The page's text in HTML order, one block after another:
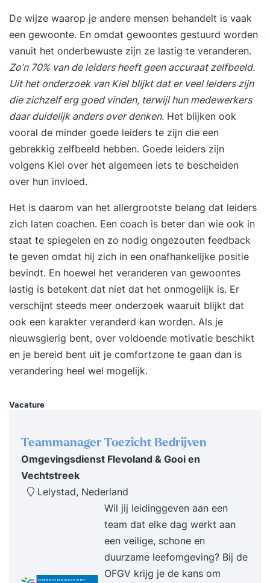
beantwoorden zijn bijvoorbeeld: Hoe verhoog ik
mijn productiviteit? Hoe houd ik meer energie
over? Hoe zorg ik voor een gevoel van
zelfverzekerdheid en rust bij mezelf? En hoe blijf
ik mezelf ontwikkelen? In het vrijblijvende
intakegesprek vragen we naar de specifieke
vragen die jij hebt. Deze nemen we mee in het
programma. De training is praktisch ingesteld. Je
krijgt tools en handvatten die helpen in situaties
waar je tegenaan loopt. We delen de training het
liefst op in kortere sessies. Zo heb je tussendoor
geleerde stof. Daarbij heb je nog een telefonisch
contactmoment met de trainer waarin je kan
bespreken hoe het gaat. Zo bouwen we stukje
voor stukje, in plaats van dat we je in 1x
overspoelen met alle nieuwe informatie. Daarbij
krijg je van ons een hand-out waarin je de inhoud
van de training nog eens kan doorlezen en je
eigen persoonlijke plan van aanpak waarin jouw
leerdoelen en de weg daarnaartoe beschreven
staat. Tevens staan we na de training altijd voor
je klaar met onze support. Benieuwd geworden?
mailadres en/of telefoonnummer achter. Dan
de training vorm te geven. Liever incompany
voor een groep? Dat kan ook, dan schrijven wij
een voorstel op maat. Voor wie? Professionals,
leidinggevenden en iedereen die persoonlijk
leiderschap wil bezitten. Resultaat Na de training
beschik je over tools en handvatten om op een
zelfverzekerde en effectieve manier persoonlijk
leiderschap op je eigen leven toe te passen.
Werkwijze van Supertrainer Intakegesprek
De wijze waarop je andere mensen behandelt is vaak
een gewoonte. En omdat gewoontes gestuurd worden
vanuit het onderbewuste zijn ze lastig te veranderen.
Zo’n 70% van de leiders heeft geen accuraat zelfbeeld.
Uit het onderzoek van Kiel blijkt dat er veel leiders zijn
die zichzelf erg goed vinden, terwijl hun medewerkers
daar duidelijk anders over denken. Het blijken ook
vooral de minder goede leiders te zijn die een
gebrekkig zelfbeeld hebben. Goede leiders zijn
volgens Kiel over het algemeen iets te bescheiden
over hun invloed.
Het is daarom van het allergrootste belang dat leiders
zich laten coachen. Een coach is beter dan wie ook in
staat te spiegelen en zo nodig ongezouten feedback
te geven omdat hij zich in een onafhankelijke positie
bevindt. En hoewel het veranderen van gewoontes
lastig is betekent dat niet dat het onmogelijk is. Er
verschijnt steeds meer onderzoek waaruit blijkt dat
ook een karakter veranderd kan worden. Als je
nieuwsgierig bent, over voldoende motivatie beschikt
en je bereid bent uit je comfortzone te gaan dan is
verandering heel wel mogelijk.
Vacature
Teammanager Toezicht Bedrijven
Omgevingsdienst Flevoland & Gooi en
Vechtstreek
Lelystad, Nederland
Wil jij leidinggeven aan een
team dat elke dag werkt aan
een veilige, schone en
duurzame leefomgeving? Bij de
OFGV krijg je de kans om